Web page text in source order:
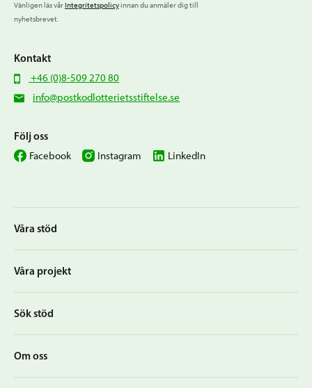
Våra stöd
Våra projekt
Sök stöd
Om oss
Vänligen läs vårIntegritetspolicyinnan du anmäler dig till
nyhetsbrevet.
Kontakt
+46 (0)8-509 270 80
info@postkodlotterietsstiftelse.se
Följ oss
Facebook Instagram LinkedIn